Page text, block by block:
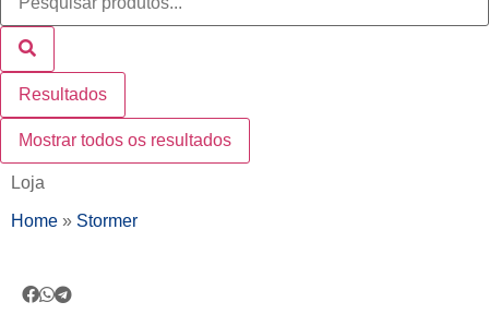
Resultados
Mostrar todos os resultados
Loja
Home » Stormer